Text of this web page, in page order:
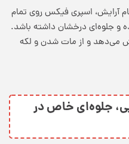
آرایش، اسپری فیکس روی تمام
و جلوه‌ای درخشان داشته باشد.
می‌دهد و از مات شدن و لکه
جلوه‌ای خاص در